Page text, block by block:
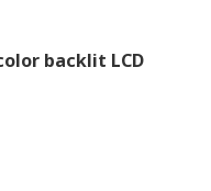
backlit LCD